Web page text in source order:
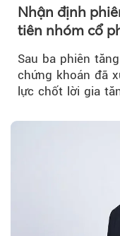
Nhận định
tiên nhóm cổ
Sau ba phiên
chứng khoán đã
lực chốt lời gia